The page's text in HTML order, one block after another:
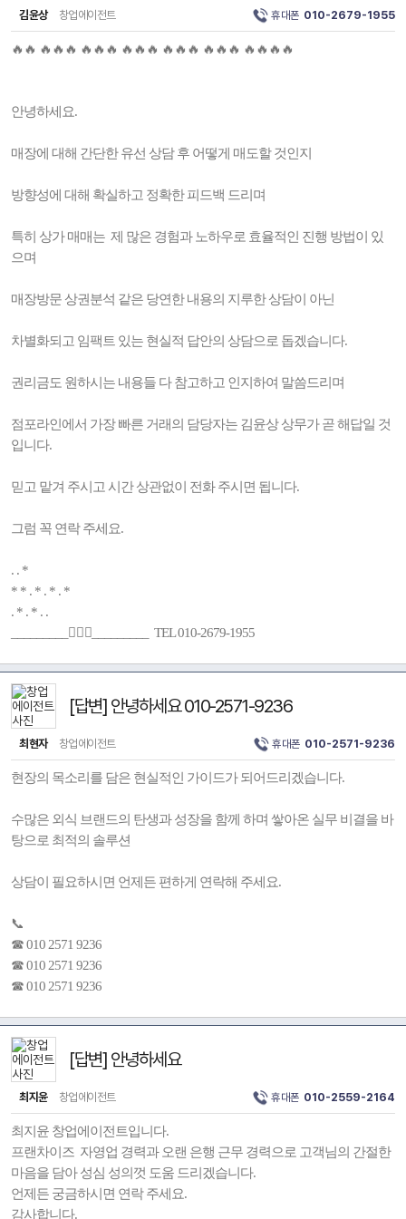
김윤상 창업에이전트 휴대폰 010-2679-1955
🔥🔥 🔥🔥🔥 🔥🔥🔥 🔥🔥🔥 🔥🔥🔥 🔥🔥🔥 🔥🔥🔥🔥
안녕하세요.
매장에 대해 간단한 유선 상담 후 어떻게 매도할 것인지
방향성에 대해 확실하고 정확한 피드백 드리며
특히 상가 매매는 제 많은 경험과 노하우로 효율적인 진행 방법이 있
으며
매장방문 상권분석 같은 당연한 내용의 지루한 상담이 아닌
차별화되고 임팩트 있는 현실적 답안의 상담으로 돕겠습니다.
권리금도 원하시는 내용들 다 참고하고 인지하여 말씀드리며
점포라인에서 가장 빠른 거래의 담당자는 김윤상 상무가 곧 해답일 것
입니다.
믿고 맡겨 주시고 시간 상관없이 전화 주시면 됩니다.
그럼 꼭 연락 주세요.
. . *
* * . * . * . *
. * . * . .
_________🚶🏻‍♂️_________ TEL 010-2679-1955
[답변] 안녕하세요 010-2571-9236
최현자 창업에이전트 휴대폰 010-2571-9236
현장의 목소리를 담은 현실적인 가이드가 되어드리겠습니다.
수많은 외식 브랜드의 탄생과 성장을 함께 하며 쌓아온 실무 비결을 바
탕으로 최적의 솔루션
상담이 필요하시면 언제든 편하게 연락해 주세요.
📞
☎ 010 2571 9236
☎ 010 2571 9236
☎ 010 2571 9236
[답변] 안녕하세요
최지윤 창업에이전트 휴대폰 010-2559-2164
최지윤 창업에이전트입니다.
프랜차이즈 자영업 경력과 오랜 은행 근무 경력으로 고객님의 간절한
마음을 담아 성심 성의껏 도움 드리겠습니다.
언제든 궁금하시면 연락 주세요.
감사합니다.